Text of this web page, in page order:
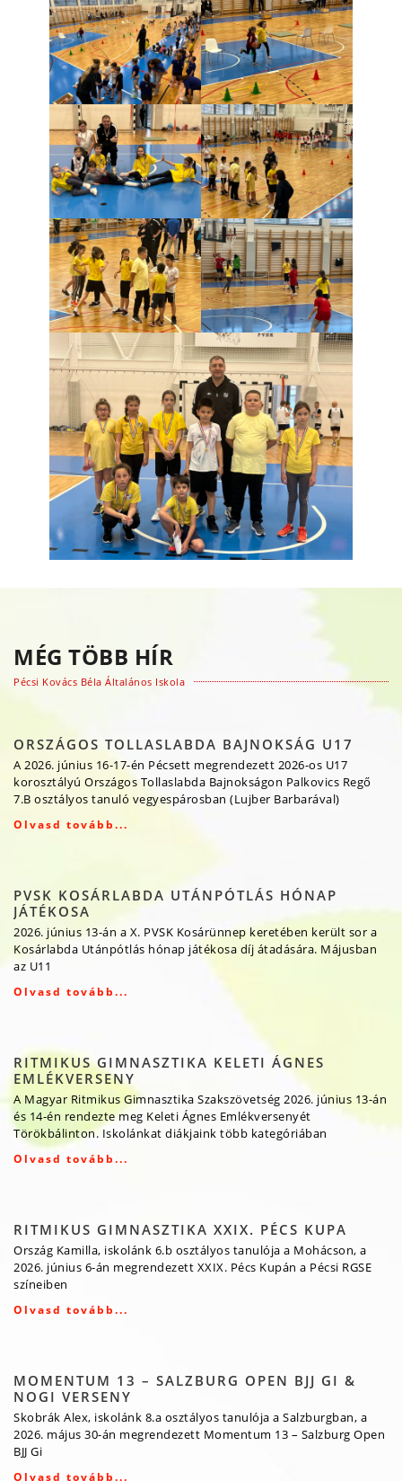
MÉG TÖBB HÍR
Pécsi Kovács Béla Általános Iskola
ORSZÁGOS TOLLASLABDA BAJNOKSÁG U17
A 2026. június 16-17-én Pécsett megrendezett 2026-os U17
korosztályú Országos Tollaslabda Bajnokságon Palkovics Regő
7.B osztályos tanuló vegyespárosban (Lujber Barbarával)
Olvasd tovább...
PVSK KOSÁRLABDA UTÁNPÓTLÁS HÓNAP
JÁTÉKOSA
2026. június 13-án a X. PVSK Kosárünnep keretében került sor a
Kosárlabda Utánpótlás hónap játékosa díj átadására. Májusban
az U11
Olvasd tovább...
RITMIKUS GIMNASZTIKA KELETI ÁGNES
EMLÉKVERSENY
A Magyar Ritmikus Gimnasztika Szakszövetség 2026. június 13-án
és 14-én rendezte meg Keleti Ágnes Emlékversenyét
Törökbálinton. Iskolánkat diákjaink több kategóriában
Olvasd tovább...
RITMIKUS GIMNASZTIKA XXIX. PÉCS KUPA
Ország Kamilla, iskolánk 6.b osztályos tanulója a Mohácson, a
2026. június 6-án megrendezett XXIX. Pécs Kupán a Pécsi RGSE
színeiben
Olvasd tovább...
MOMENTUM 13 – SALZBURG OPEN BJJ GI &
NOGI VERSENY
Skobrák Alex, iskolánk 8.a osztályos tanulója a Salzburgban, a
2026. május 30-án megrendezett Momentum 13 – Salzburg Open
BJJ Gi
Olvasd tovább...